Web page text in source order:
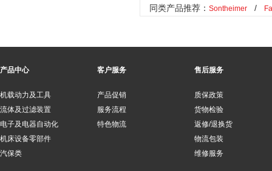
同类产品推荐： Sontheimer /
产品中心
机载动力及工具
流体及过滤装置
电子及电器自动化
机床设备零部件
汽保类
客户服务
产品促销
服务流程
特色物流
售后服务
质保政策
货物检验
返修/退换货
物流包装
维修服务